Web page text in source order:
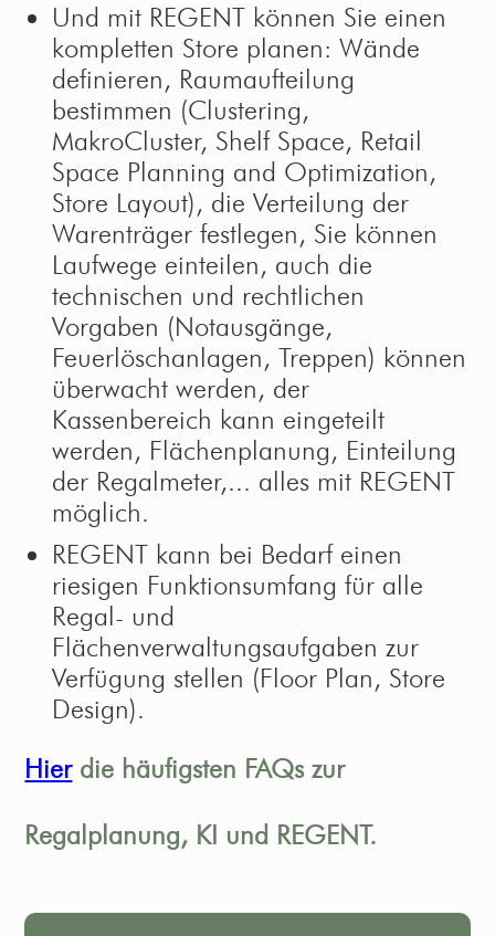
Und mit REGENT können Sie einen
kompletten Store planen: Wände
definieren, Raumaufteilung
bestimmen (Clustering,
MakroCluster, Shelf Space, Retail
Space Planning and Optimization,
Store Layout), die Verteilung der
Warenträger festlegen, Sie können
Laufwege einteilen, auch die
technischen und rechtlichen
Vorgaben (Notausgänge,
Feuerlöschanlagen, Treppen) können
überwacht werden, der
Kassenbereich kann eingeteilt
werden, Flächenplanung, Einteilung
der Regalmeter,... alles mit REGENT
möglich.
REGENT kann bei Bedarf einen
riesigen Funktionsumfang für alle
Regal- und
Flächenverwaltungsaufgaben zur
Verfügung stellen (Floor Plan, Store
Design).
Hierdie häufigsten FAQs zur
Regalplanung, KI und REGENT.